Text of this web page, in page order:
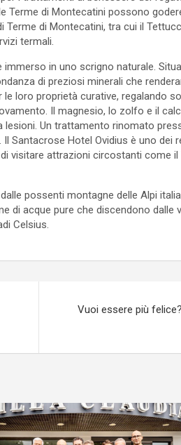
Terme di Montecatini possono
di Montecatini, tra cui il
termali.
in uno scrigno naturale.
di preziosi minerali che
loro proprietà curative, regalando
Il magnesio, lo zolfo e il
Un trattamento rinomato
Il Santacrose Hotel Ovidius è uno dei
visitare attrazioni circostanti come il
possenti montagne delle Alpi
di acque pure che discendono dalle
Celsius.
Vuoi essere più